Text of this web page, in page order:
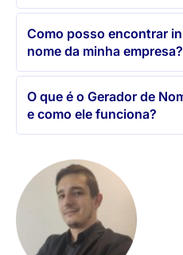
Como posso encontrar
nome da minha empresa?
O que é o Gerador de
e como ele funciona?